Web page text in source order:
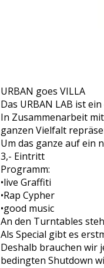
URBAN goes VILLA
Das URBAN LAB ist
In Zusammenarbeit
ganzen Vielfalt
Um das ganze auf ein
3,- Eintritt
Programm:
•live Graffiti
•Rap Cypher
•good music
An den Turntables
Als Special gibt es
Deshalb brauchen wir
bedingten Shutdown